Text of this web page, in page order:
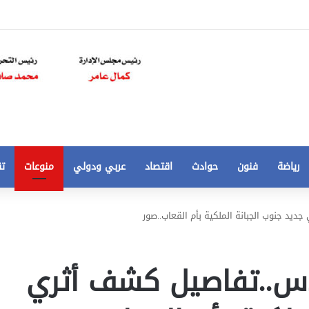
رياضة فنون حوادث اقتصاد عربي ودولي منوعات
جنوب الجبانة الملكية بأم القعاب..صور
كشف أثري مخالفات
تخفيض
250
الي
50
21 أغسطس، 2020
تخفيض سعر المتر من 250 الي 50 جنيها